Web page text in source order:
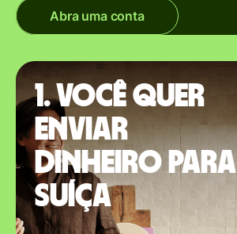
Abra uma conta
1. Você quer
enviar
dinheiro para
Suíça